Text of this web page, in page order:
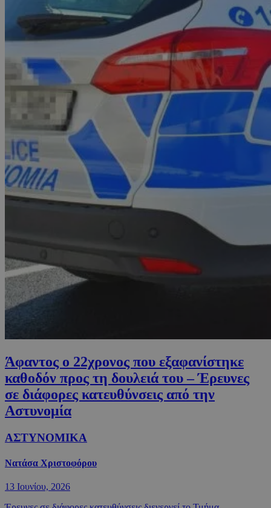
Άφαντος ο 22χρονος που εξαφανίστηκε
καθοδόν προς τη δουλειά του – Έρευνες
σε διάφορες κατευθύνσεις από την
Αστυνομία
ΑΣΤΥΝΟΜΙΚΑ
Νατάσα Χριστοφόρου
13 Ιουνίου, 2026